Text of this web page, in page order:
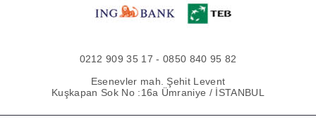
0212 909 35 17 - 0850 840 95 82
Esenevler mah. Şehit Levent
Kuşkapan Sok No :16a Ümraniye / İSTANBUL